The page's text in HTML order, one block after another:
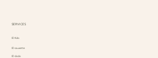
SERVICES
ID Kdo
ID causette
ID dodo